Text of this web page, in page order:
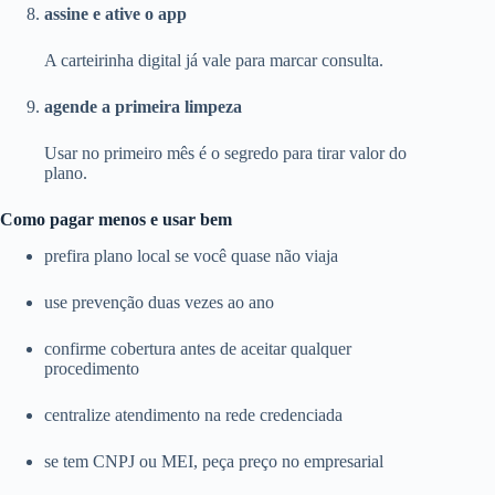
assine e ative o app
A carteirinha digital já vale para marcar consulta.
agende a primeira limpeza
Usar no primeiro mês é o segredo para tirar valor do
plano.
Como pagar menos e usar bem
prefira plano local se você quase não viaja
use prevenção duas vezes ao ano
confirme cobertura antes de aceitar qualquer
procedimento
centralize atendimento na rede credenciada
se tem CNPJ ou MEI, peça preço no empresarial